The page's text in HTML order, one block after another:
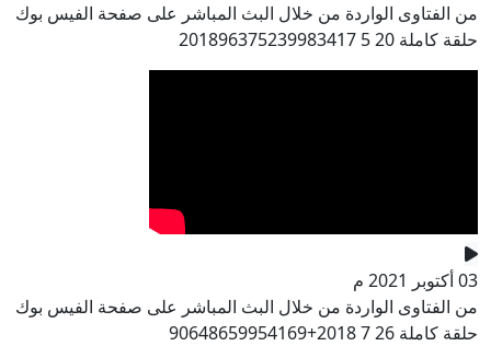
من الفتاوى الواردة من خلال البث المباشر على صفحة الفيس بوك
حلقة كاملة 20 5 201896375239983417
03 أكتوبر 2021 م
من الفتاوى الواردة من خلال البث المباشر على صفحة الفيس بوك
حلقة كاملة 26 7 2018+90648659954169